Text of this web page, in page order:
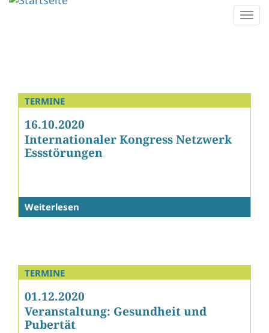
Direkt
TERMINE
16.10.2020
Internationaler Kongress Netzwerk
Essstörungen
Weiterlesen
TERMINE
01.12.2020
Veranstaltung: Gesundheit und
Pubertät